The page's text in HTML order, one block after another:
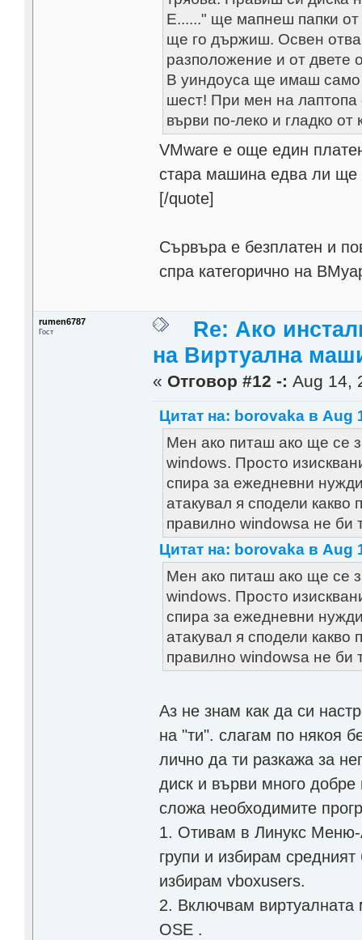
Е......" ще мапнеш папки от
ще го държиш. Освен
разположение и от двете
В уиндоуса ще имаш само
шест! При мен на
върви по-леко и гладко
VMware е още един
стара машина едва ли ще
[/quote]
Сървъра е безплатен и
спра категорично на
rumen6787
Гост
Re: Ако
на Виртуална
« Отговор #12 -: Aug 14,
Цитат на: borovaka в Aug
Мен ако питаш ако ще се
windows. Просто
спира за ежедневни
атакувал я сподели
правилно windowsa не би
Цитат на: borovaka в Aug
Мен ако питаш ако ще се
windows. Просто
спира за ежедневни
атакувал я сподели
правилно windowsa не би
Аз не знам как да си
на "ти". слагам по някоя
лично да ти разкажа за
диск и върви много
сложа необходимите
1. Отивам в Линукс Меню-
групи и избирам
избирам vboxusers.
2. Включвам
OSE .